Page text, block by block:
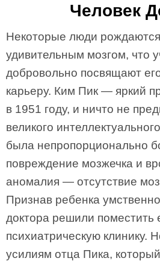
Человек
Некоторые люди
удивительным мозгом, что
добровольно посвящают
карьеру. Ким Пик — яркий
в 1951 году, и ничто не
великого
была непропорционально
повреждение мозжечка и
аномалия — отсутствие
Признав ребенка
доктора решили поместить
психиатрическую клинику.
усилиям отца Пика,